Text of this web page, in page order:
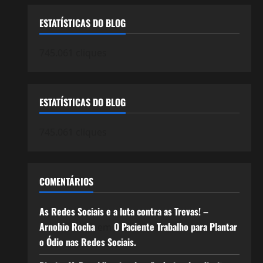
ESTATÍSTICAS DO BLOG
ESTATÍSTICAS DO BLOG
COMENTÁRIOS
As Redes Sociais e a luta contra as Trevas! –
Arnobio Rochaem O Paciente Trabalho para Plantar
o Ódio nas Redes Sociais.